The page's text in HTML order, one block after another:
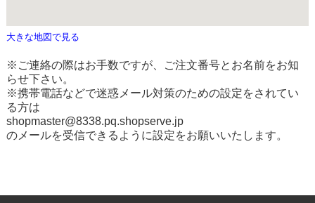
大きな地図で見る
※ご連絡の際はお手数ですが、ご注文番号とお名前をお知
らせ下さい。
※携帯電話などで迷惑メール対策のための設定をされてい
る方は
shopmaster@8338.pq.shopserve.jp
のメールを受信できるように設定をお願いいたします。